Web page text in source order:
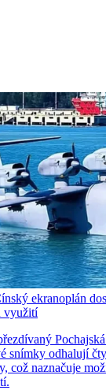
ekranoplán
využití
snímky odhalují
což naznačuje